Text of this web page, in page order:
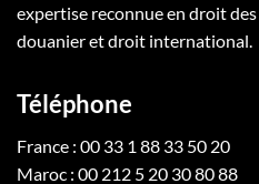
expertise reconnue en droit
douanier et droit international.
Téléphone
France : 00 33 1 88 33 50 20
Maroc : 00 212 5 20 30 80 88